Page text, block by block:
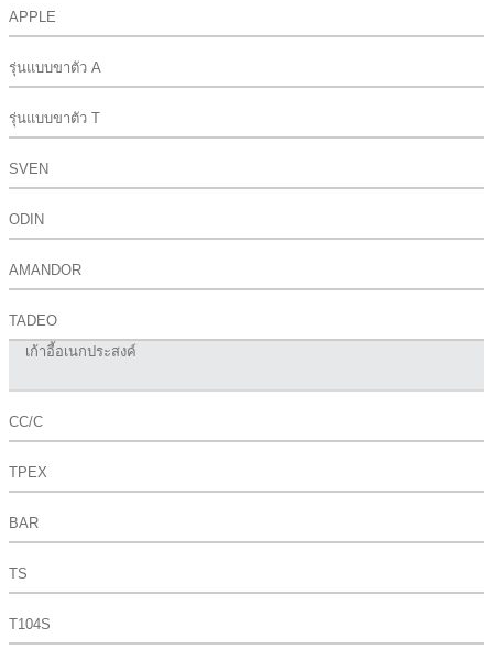
APPLE
รุ่นแบบขาตัว A
รุ่นแบบขาตัว T
SVEN
ODIN
AMANDOR
TADEO
เก้าอี้อเนกประสงค์
CC/C
TPEX
BAR
TS
T104S